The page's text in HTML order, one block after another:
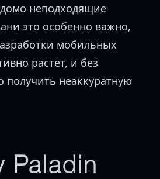
неподходящие
это особенно важно,
мобильных
растет, и без
получить неаккуратную
Paladin